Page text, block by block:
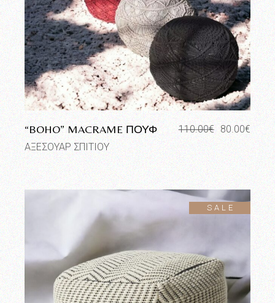
“BOHO” MACRAME ΠΟΥΦ 110.00€
Original
price
was:
110.00€.
80.00€
Η
τρέχουσα
τιμή
είναι:
80.00€.
ΑΞΕΣΟΥΑΡ ΣΠΙΤΙΟΥ
SALE